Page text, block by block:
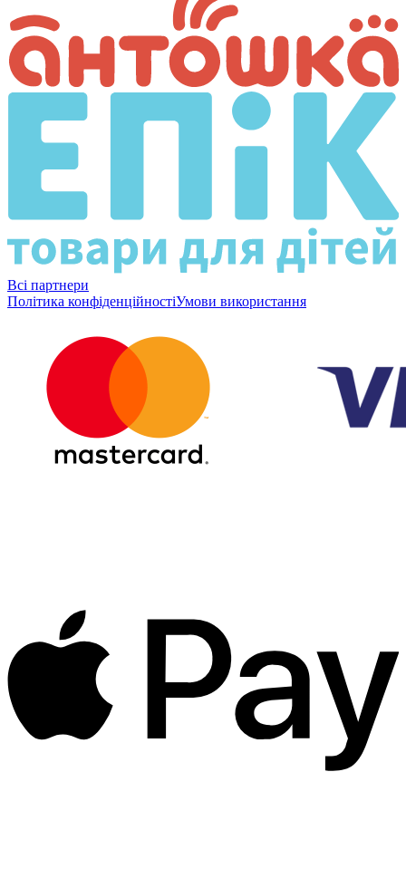
Всі партнери
Політика конфіденційностіУмови використання